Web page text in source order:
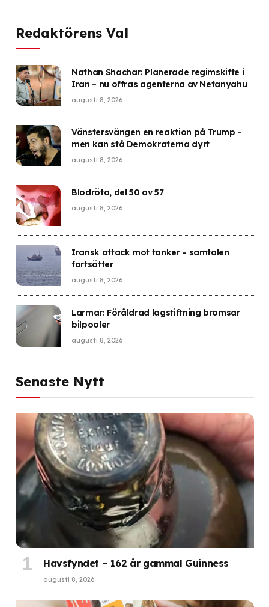
Redaktörens Val
Nathan Shachar: Planerade regimskifte i
Iran – nu offras agenterna av Netanyahu
augusti 8, 2026
Vänstersvängen en reaktion på Trump –
men kan stå Demokraterna dyrt
augusti 8, 2026
Blodröta, del 50 av 57
augusti 8, 2026
Iransk attack mot tanker – samtalen
fortsätter
augusti 8, 2026
Larmar: Föråldrad lagstiftning bromsar
bilpooler
augusti 8, 2026
Senaste Nytt
Havsfyndet – 162 år gammal Guinness
augusti 8, 2026